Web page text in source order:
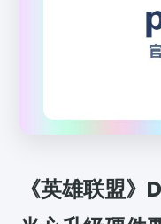
《英雄联盟》